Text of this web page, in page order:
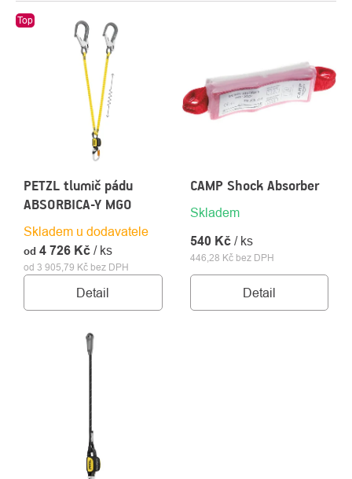
VÝPIS
PRODUKTŮ
Top
PETZL tlumič pádu
ABSORBICA-Y MGO
Skladem u dodavatele
od 3 905,79 Kč bez DPH
od 4 726 Kč / ks
Detail
CAMP Shock Absorber
Skladem
446,28 Kč bez DPH
540 Kč / ks
Detail